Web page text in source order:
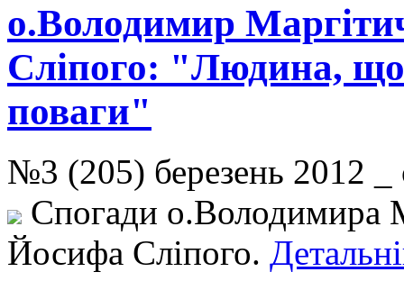
о.Володимир
Сліпого: "Людина, що
поваги"
№3 (205) березень 2012
Спогади о.Володимира
Йосифа Сліпого.